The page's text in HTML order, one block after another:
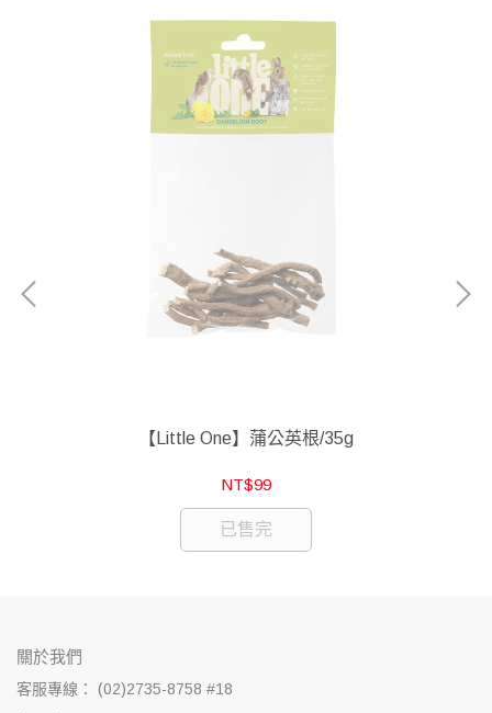
【Little One】蒲公英根/35g
NT$99
已售完
關於我們
客服專線： (02)2735-8758 #18